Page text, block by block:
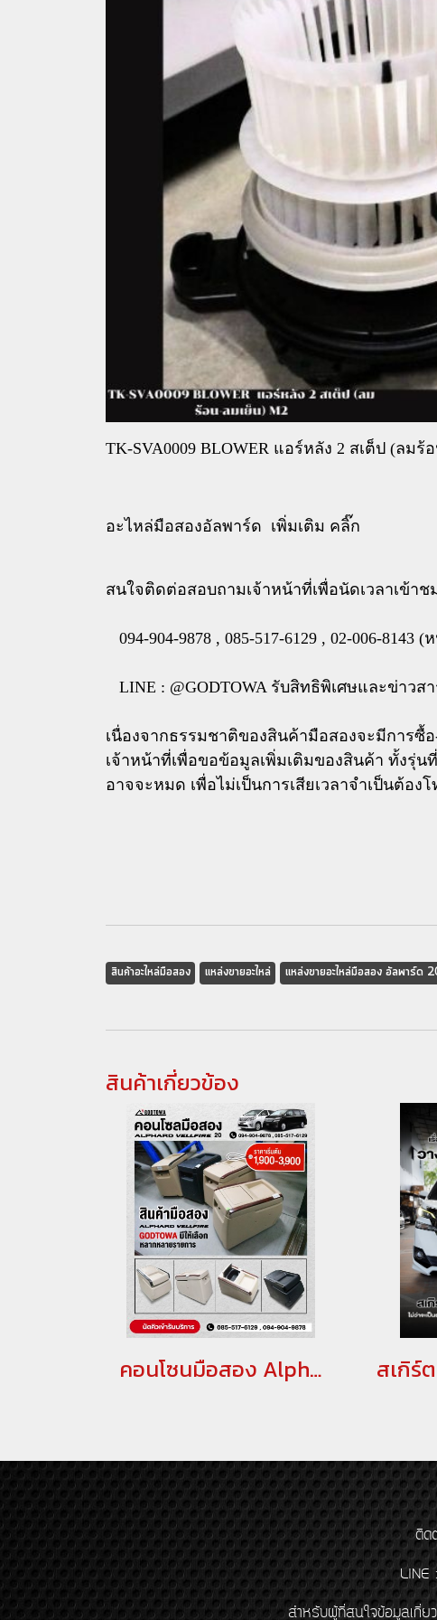
TK-SVA0009 BLOWER แอร์หลัง 2 สเต็ป (ลมร้
อะไหล่มือสองอัลพาร์ด เพิ่มเติม คลิ๊ก
สนใจติดต่อสอบถามเจ้าหน้าที่เพื่อนัดเวลาเข้าช
094-904-9878 , 085-517-6129 , 02-006-8143 (
LINE : @GODTOWA รับสิทธิพิเศษและข่าว
เนื่องจากธรรมชาติของสินค้ามือสองจะมีการ
เจ้าหน้าที่เพื่อขอข้อมูลเพิ่มเติมของสินค้า ทั้งรุ่
อาจจะหมด เพื่อไม่เป็นการเสียเวลาจำเป็นต้อ
สินค้าอะไหล่มือสอง แหล่งขายอะไหล่ แหล่งขายอะไหล่มือสอง อัลพาร์ด
สินค้าเกี่ยวข้อง
คอนโซนมือสอง Alphard / Vellfire 20
ติด
LINE
สำหรับผู้ที่สนใจข้อมูลเกี่ย